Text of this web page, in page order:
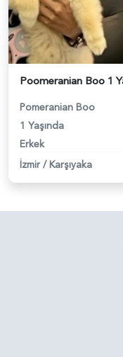
Pomeranian Boo
1 Yaşında
Erkek
İzmir / Karşıyaka